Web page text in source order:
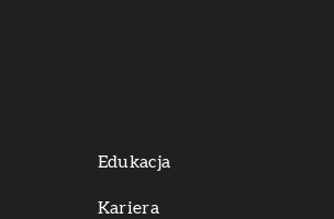
Edukacja
Kariera